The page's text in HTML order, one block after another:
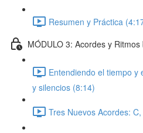
Resumen y Práctica
MÓDULO 3: Acordes y
Entendiendo el tiempo y
y silencios (8:14)
Tres Nuevos Acordes: